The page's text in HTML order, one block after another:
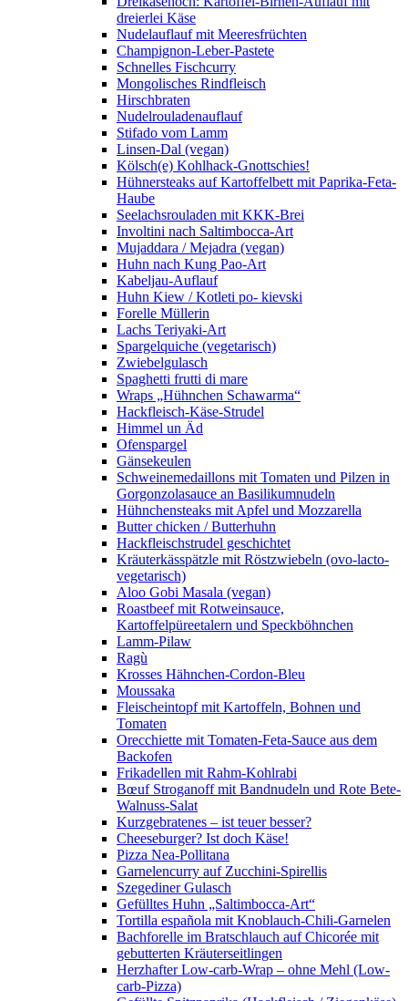
dreierlei Käse
Nudelauflauf mit Meeresfrüchten
Champignon-Leber-Pastete
Schnelles Fischcurry
Mongolisches Rindfleisch
Hirschbraten
Nudelrouladenauflauf
Stifado vom Lamm
Linsen-Dal (vegan)
Kölsch(e) Kohlhack-Gnottschies!
Hühnersteaks auf Kartoffelbett mit Paprika-Feta-
Haube
Seelachsrouladen mit KKK-Brei
Involtini nach Saltimbocca-Art
Mujaddara / Mejadra (vegan)
Huhn nach Kung Pao-Art
Kabeljau-Auflauf
Huhn Kiew / Kotleti po- kievski
Forelle Müllerin
Lachs Teriyaki-Art
Spargelquiche (vegetarisch)
Zwiebelgulasch
Spaghetti frutti di mare
Wraps „Hühnchen Schawarma“
Hackfleisch-Käse-Strudel
Himmel un Äd
Ofenspargel
Gänsekeulen
Schweinemedaillons mit Tomaten und Pilzen in
Gorgonzolasauce an Basilikumnudeln
Hühnchensteaks mit Apfel und Mozzarella
Butter chicken / Butterhuhn
Hackfleischstrudel geschichtet
Kräuterkässpätzle mit Röstzwiebeln (ovo-lacto-
vegetarisch)
Aloo Gobi Masala (vegan)
Roastbeef mit Rotweinsauce,
Kartoffelpüreetalern und Speckböhnchen
Lamm-Pilaw
Ragù
Krosses Hähnchen-Cordon-Bleu
Moussaka
Fleischeintopf mit Kartoffeln, Bohnen und
Tomaten
Orecchiette mit Tomaten-Feta-Sauce aus dem
Backofen
Frikadellen mit Rahm-Kohlrabi
Bœuf Stroganoff mit Bandnudeln und Rote Bete-
Walnuss-Salat
Kurzgebratenes – ist teuer besser?
Cheeseburger? Ist doch Käse!
Pizza Nea-Pollitana
Garnelencurry auf Zucchini-Spirellis
Szegediner Gulasch
Gefülltes Huhn „Saltimbocca-Art“
Tortilla española mit Knoblauch-Chili-Garnelen
Bachforelle im Bratschlauch auf Chicorée mit
gebutterten Kräuterseitlingen
Herzhafter Low-carb-Wrap – ohne Mehl (Low-
carb-Pizza)